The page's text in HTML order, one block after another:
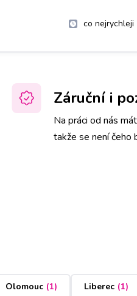
co nejrychleji
Záruční i
Na práci od nás
takže se není čeho
Olomouc (1) Liberec (1)